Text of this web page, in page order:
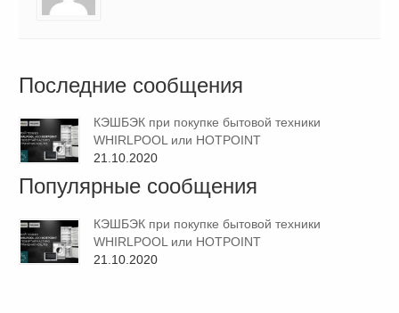
Последние сообщения
КЭШБЭК при покупке бытовой техники
WHIRLPOOL или HOTPOINT
21.10.2020
Популярные сообщения
КЭШБЭК при покупке бытовой техники
WHIRLPOOL или HOTPOINT
21.10.2020